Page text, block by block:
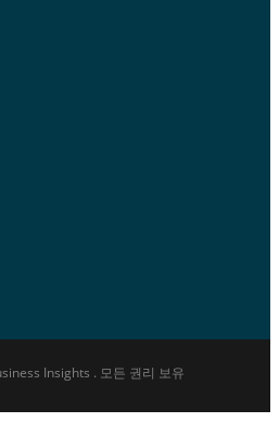
Insights . 모든 권리 보유